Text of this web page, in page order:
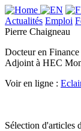
Actualités Emploi
Pierre Chaigneau
Docteur en
Adjoint à HEC
Voir en ligne :
Sélection d'articles